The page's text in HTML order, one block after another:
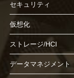
セキュリティ
仮想化
ストレージ/HCI
データマネジメント